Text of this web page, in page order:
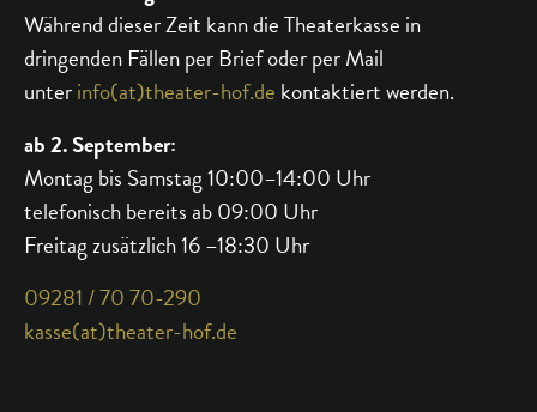
Während dieser Zeit kann die Theaterkasse in
dringenden Fällen per Brief oder per Mail
unterinfo(at)theater-hof.de kontaktiert werden.
ab 2. September:
Montag bis Samstag 10:00–14:00 Uhr
telefonisch bereits ab 09:00 Uhr
Freitag zusätzlich 16 –18:30 Uhr
09281 / 70 70-290
kasse(at)theater-hof.de